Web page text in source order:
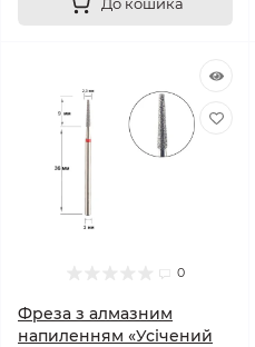
0
Фреза з алмазним
напиленням «Усічений